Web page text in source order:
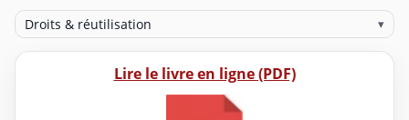
Droits & réutilisation ▾
Lire le livre en ligne (PDF)